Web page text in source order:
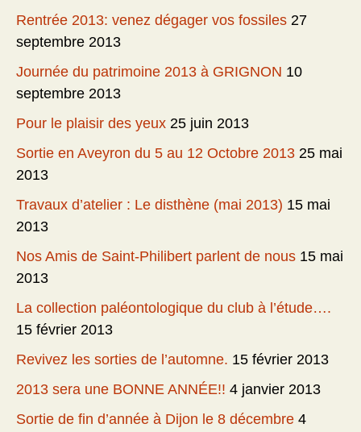
Rentrée 2013: venez dégager vos fossiles 27
septembre 2013
Journée du patrimoine 2013 à GRIGNON 10
septembre 2013
Pour le plaisir des yeux 25 juin 2013
Sortie en Aveyron du 5 au 12 Octobre 2013 25 mai
2013
Travaux d’atelier : Le disthène (mai 2013) 15 mai
2013
Nos Amis de Saint-Philibert parlent de nous 15 mai
2013
La collection paléontologique du club à l’étude….
15 février 2013
Revivez les sorties de l’automne. 15 février 2013
2013 sera une BONNE ANNÉE!! 4 janvier 2013
Sortie de fin d’année à Dijon le 8 décembre 4